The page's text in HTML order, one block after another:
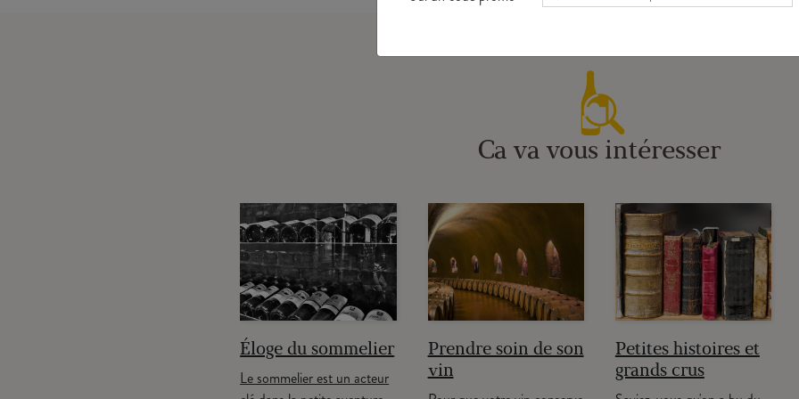
Ca va vous intéresser
Éloge du sommelier
Le sommelier est un acteur
Prendre soin de son
vin
Petites histoires et
grands crus